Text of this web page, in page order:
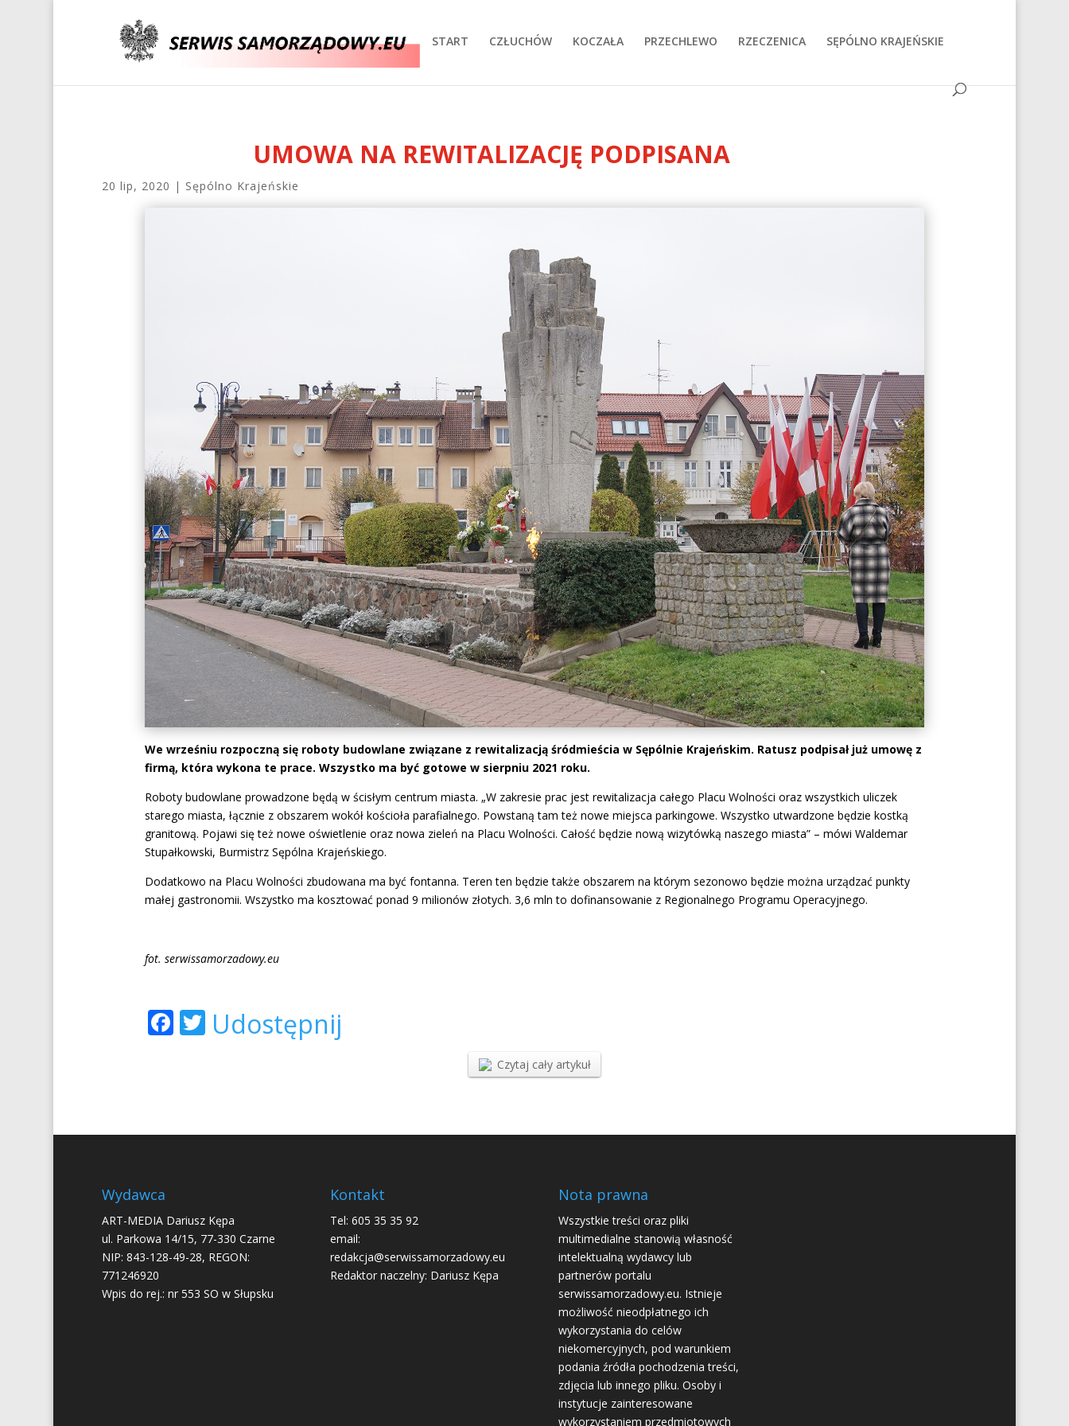
START CZŁUCHÓW KOCZAŁA PRZECHLEWO RZECZENICA SĘPÓLNO KRAJEŃSKIE
UMOWA NA REWITALIZACJĘ PODPISANA
20 lip, 2020 | Sępólno Krajeńskie
We wrześniu rozpoczną się roboty budowlane związane z rewitalizacją śródmieścia w Sępólnie Krajeńskim. Ratusz podpisał już umowę z
firmą, która wykona te prace. Wszystko ma być gotowe w sierpniu 2021 roku.
Roboty budowlane prowadzone będą w ścisłym centrum miasta. „W zakresie prac jest rewitalizacja całego Placu Wolności oraz wszystkich uliczek
starego miasta, łącznie z obszarem wokół kościoła parafialnego. Powstaną tam też nowe miejsca parkingowe. Wszystko utwardzone będzie kostką
granitową. Pojawi się też nowe oświetlenie oraz nowa zieleń na Placu Wolności. Całość będzie nową wizytówką naszego miasta” – mówi Waldemar
Stupałkowski, Burmistrz Sępólna Krajeńskiego.
Dodatkowo na Placu Wolności zbudowana ma być fontanna. Teren ten będzie także obszarem na którym sezonowo będzie można urządzać punkty
małej gastronomii. Wszystko ma kosztować ponad 9 milionów złotych. 3,6 mln to dofinansowanie z Regionalnego Programu Operacyjnego.
fot. serwissamorzadowy.eu
Facebook
Twitter
Udostępnij
Czytaj cały artykuł
Wydawca
ART-MEDIA Dariusz Kępa
ul. Parkowa 14/15, 77-330 Czarne
NIP: 843-128-49-28, REGON:
771246920
Wpis do rej.: nr 553 SO w Słupsku
Kontakt
Tel: 605 35 35 92
email:
redakcja@serwissamorzadowy.eu
Redaktor naczelny: Dariusz Kępa
Nota prawna
Wszystkie treści oraz pliki
multimedialne stanowią własność
intelektualną wydawcy lub
partnerów portalu
serwissamorzadowy.eu. Istnieje
możliwość nieodpłatnego ich
wykorzystania do celów
niekomercyjnych, pod warunkiem
podania źródła pochodzenia treści,
zdjęcia lub innego pliku. Osoby i
instytucje zainteresowane
wykorzystaniem przedmiotowych